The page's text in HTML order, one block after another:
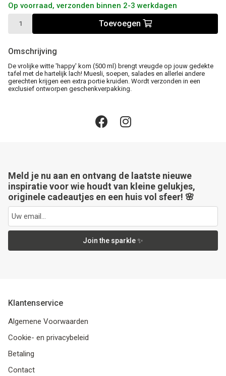
Op voorraad, verzonden binnen 2-3 werkdagen
Toevoegen
Omschrijving
De vrolijke witte 'happy' kom (500 ml) brengt vreugde op jouw gedekte
tafel met de hartelijk lach! Muesli, soepen, salades en allerlei andere
gerechten krijgen een extra portie kruiden. Wordt verzonden in een
exclusief ontworpen geschenkverpakking.
Meld je nu aan en ontvang de laatste nieuwe
inspiratie voor wie houdt van kleine gelukjes,
originele cadeautjes en een huis vol sfeer! 🌸
Join the sparkle ✨
Klantenservice
Algemene Voorwaarden
Cookie- en privacybeleid
Betaling
Contact